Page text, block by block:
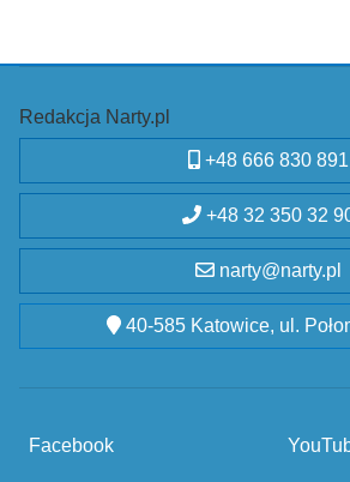
Redakcja Narty.pl
+48 666 830 891
+48 32 350 32
narty@narty.pl
40-585 Katowice, ul.
Facebook